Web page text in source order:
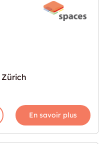
Zürich
En savoir plus